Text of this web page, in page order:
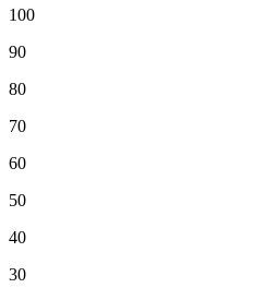
100
90
80
70
60
50
40
30